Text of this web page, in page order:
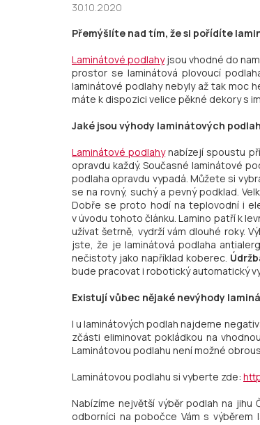
30.10.2020
Přemýšlíte nad tím, že si pořídíte
Laminátové podlahyjsou vhodné do
prostor se laminátová plovoucí
laminátové podlahy nebyly až tak moc
máte k dispozici velice pěkné dekory s
Jaké jsou výhody laminátových
Laminátové podlahynabízejí spoustu
opravdu každý. Současné laminátové
podlaha opravdu vypadá. Můžete si
se na rovný, suchý a pevný podklad.
Dobře se proto hodí na teplovodní i
v úvodu tohoto článku. Lamino patří k
užívat šetrně, vydrží vám dlouhé roky.
jste, že je laminátová podlaha
nečistoty jako například koberec.
bude pracovat i robotický automatický
Existují vůbec nějaké nevýhody
I u laminátových podlah najdeme
zčásti eliminovat pokládkou na
Laminátovou podlahu není možné
Laminátovou podlahu si vyberte zde:
Nabízíme největší výběr podlah na
odborníci na pobočce Vám s